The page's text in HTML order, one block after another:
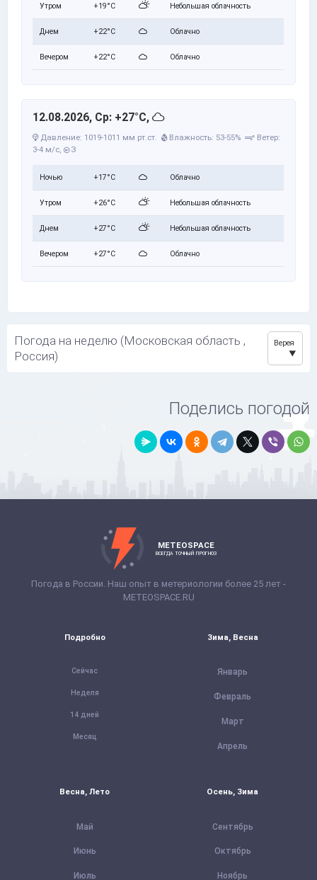
Утром +19°C Небольшая облачность
Днем +22°C Облачно
Вечером +22°C Облачно
12.08.2026, Ср: +27°C,
Давление: 1019-1011 мм рт.ст. Влажность: 53-55%
Ветер:
3-4 м/с,
З
Ночью +17°C Облачно
Утром +26°C Небольшая облачность
Днем +27°C Небольшая облачность
Вечером +27°C Облачно
Погода на неделю (Московская область ,
Россия)
Верея
Поделись погодой
METEOSPACE
ВСЕГДА ТОЧНЫЙ ПРОГНОЗ
Погода в России. Наш опыт в метериологии более 25 лет -
METEOSPACE.RU
Подробно
Сейчас
Неделя
14 дней
Месяц
Зима, Весна
Январь
Февраль
Март
Апрель
Весна, Лето
Май
Июнь
Июль
Осень, Зима
Сентябрь
Октябрь
Ноябрь